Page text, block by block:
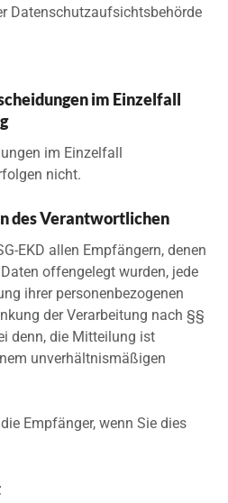
Datenschutzaufsichtsbehörde
im Einzelfall
im Einzelfall
nicht.
des Verantwortlichen
EKD allen Empfängern, denen
offengelegt wurden, jede
ihrer personenbezogenen
der Verarbeitung nach §§
denn, die Mitteilung ist
unverhältnismäßigen
Empfänger, wenn Sie dies